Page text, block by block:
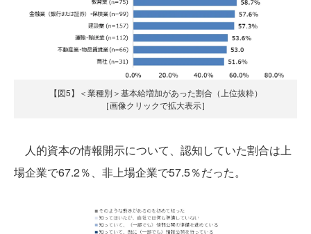
【図5】＜業種別＞基本給増加があった割合（上位抜粋）
［画像クリックで拡大表示］
人的資本の情報開示について、認知していた割合は上
場企業で67.2％、非上場企業で57.5％だった。